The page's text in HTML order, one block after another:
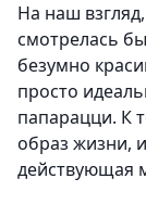
На наш
смотрелась
безумно
просто
папарацци. К
образ жизни,
действующая